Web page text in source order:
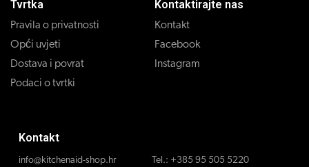
Tvrtka
Pravila o privatnosti
Opći uvjeti
Dostava i povrat
Podaci o tvrtki
Kontaktirajte nas
Kontakt
Facebook
Instagram
Kontakt
info@kitchenaid-shop.hr Tel.: +385 95 505 5220